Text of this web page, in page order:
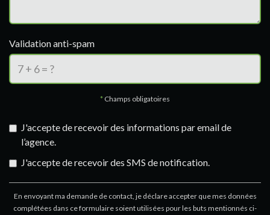
Validation anti-spam
* Champs obligatoires
J'accepte de recevoir des informations par email de
l’agence.
J'accepte de recevoir des SMS de notification.
En envoyant ma demande de contact, je déclare accepter que mes données
complétées dans ce formulaire soient utilisées pour les buts mentionnés ci-